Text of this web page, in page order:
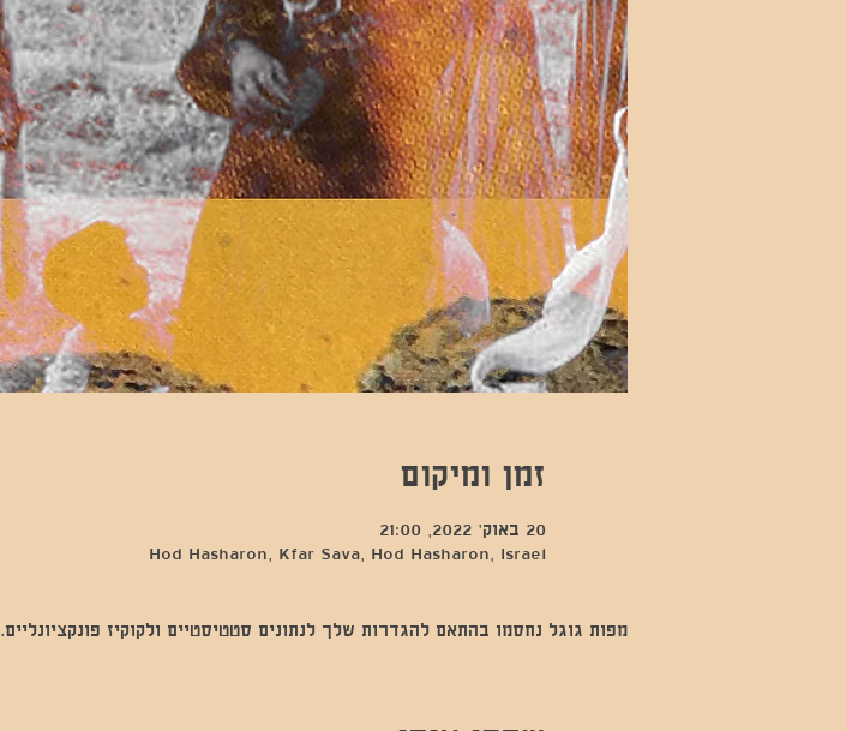
זמן ומיקום
20 באוק׳ 2022, 21:00
Hod Hasharon, Kfar Sava, Hod Hasharon, Israel
מפות גוגל נחסמו בהתאם להגדרות שלך לנתונים סטטיסטיים ולקוקיז פונקציונליים.